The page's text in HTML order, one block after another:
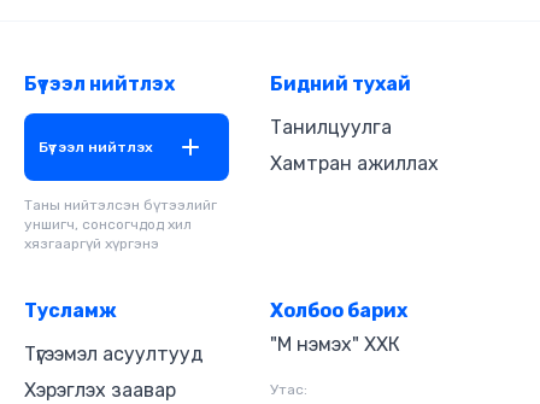
Зохиогчийн эрх хуулиар хамгаалагдсан 2026 он.
Бүтээл нийтлэх
Бүтээл нийтлэх
Таны нийтэлсэн бүтээлийг
уншигч, сонсогчдод хил
хязгааргүй хүргэнэ
Бидний тухай
Танилцуулга
Хамтран ажиллах
Тусламж
Түгээмэл асуултууд
Хэрэглэх заавар
Холбоо барих
"М нэмэх" ХХК
Утас: